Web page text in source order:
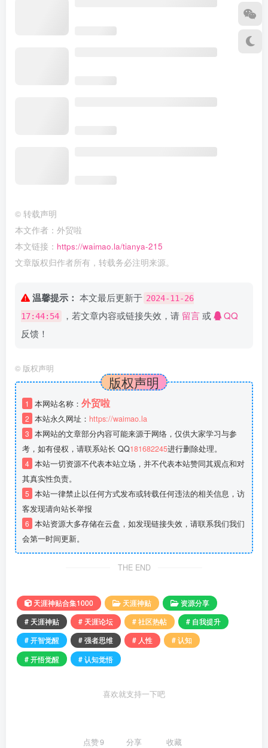
© 转载声明
本文作者：外贸啦
本文链接： https://waimao.la/tianya-215
文章版权归作者所有，转载务必注明来源。
温馨提示： 本文最后更新于 2024-11-26
17:44:54
，若文章内容或链接失效，请 留言或
QQ
反馈！
© 版权声明
版权声明
1 本网站名称： 外贸啦
2 本站永久网址： https://waimao.la
3 本网站的文章部分内容可能来源于网络，仅供大家学习与参
考，如有侵权，请联系站长 QQ181682245进行删除处理。
4 本站一切资源不代表本站立场，并不代表本站赞同其观点和对
其真实性负责。
5 本站一律禁止以任何方式发布或转载任何违法的相关信息，访
客发现请向站长举报
6 本站资源大多存储在云盘，如发现链接失效，请联系我们我们
会第一时间更新。
THE END
天涯神贴合集1000 天涯神贴
资源分享
# 天涯神贴
# 天涯论坛 # 社区热帖
# 自我提升
# 开智觉醒
# 强者思维 # 人性
# 认知
# 开悟觉醒
# 认知觉悟
喜欢就支持一下吧
点赞9 分享 收藏